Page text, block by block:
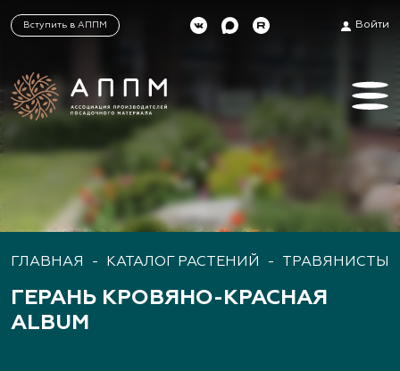
Вступить в АППМ Войти
ГЛАВНАЯ - КАТАЛОГ РАСТЕНИЙ -
ГЕРАНЬ КРОВЯНО-КРАСНАЯ
ALBUM